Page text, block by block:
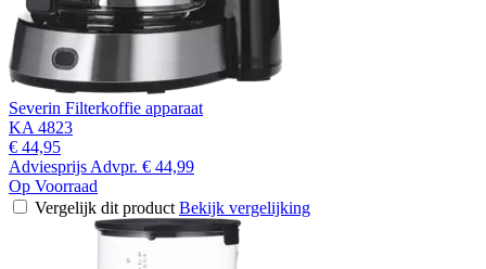
Severin Filterkoffie apparaat
KA 4823
€ 44,95
Adviesprijs Advpr. € 44,99
Op Voorraad
Vergelijk dit product Bekijk vergelijking